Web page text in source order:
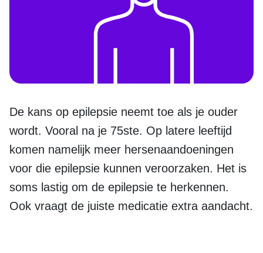
De kans op epilepsie neemt toe als je ouder
wordt. Vooral na je 75ste. Op latere leeftijd
komen namelijk meer hersenaandoeningen
voor die epilepsie kunnen veroorzaken. Het is
soms lastig om de epilepsie te herkennen.
Ook vraagt de juiste medicatie extra aandacht.